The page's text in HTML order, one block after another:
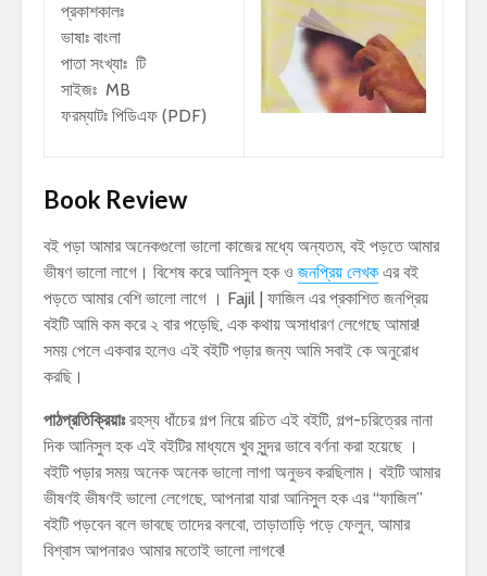
প্রকাশকালঃ
ভাষাঃ বাংলা
পাতা সংখ্যাঃ টি
সাইজঃ MB
ফরম্যাটঃ পিডিএফ (PDF)
Book Review
বই পড়া আমার অনেকগুলো ভালো কাজের মধ্যে অন্যতম, বই পড়তে আমার
ভীষণ ভালো লাগে। বিশেষ করে আনিসুল হক ও জনপ্রিয় লেখক এর বই
পড়তে আমার বেশি ভালো লাগে । Fajil | ফাজিল এর প্রকাশিত জনপ্রিয়
বইটি আমি কম করে ২ বার পড়েছি, এক কথায় অসাধারণ লেগেছে আমার!
সময় পেলে একবার হলেও এই বইটি পড়ার জন্য আমি সবাই কে অনুরোধ
করছি।
পাঠপ্রতিক্রিয়াঃরহস্য ধাঁচের গল্প নিয়ে রচিত এই বইটি, গল্প-চরিত্রের নানা
দিক আনিসুল হক এই বইটির মাধ্যমে খুব সুন্দর ভাবে বর্ণনা করা হয়েছে ।
বইটি পড়ার সময় অনেক অনেক ভালো লাগা অনুভব করছিলাম। বইটি আমার
ভীষণই ভীষণই ভালো লেগেছে, আপনারা যারা আনিসুল হক এর “ফাজিল”
বইটি পড়বেন বলে ভাবছে তাদের বলবো, তাড়াতাড়ি পড়ে ফেলুন, আমার
বিশ্বাস আপনারও আমার মতোই ভালো লাগবে!